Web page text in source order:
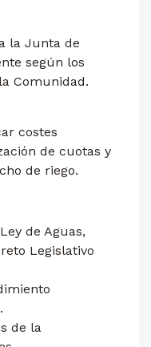
la Junta de
según los
Comunidad.
costes
de cuotas y
de riego.
de Aguas,
Legislativo
de la